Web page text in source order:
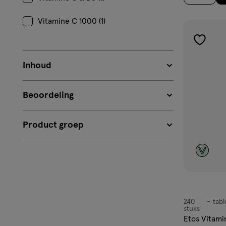
Vitamine C 1000 (1)
Inhoud
Beoordeling
Product groep
tablet
240
stuks
Etos